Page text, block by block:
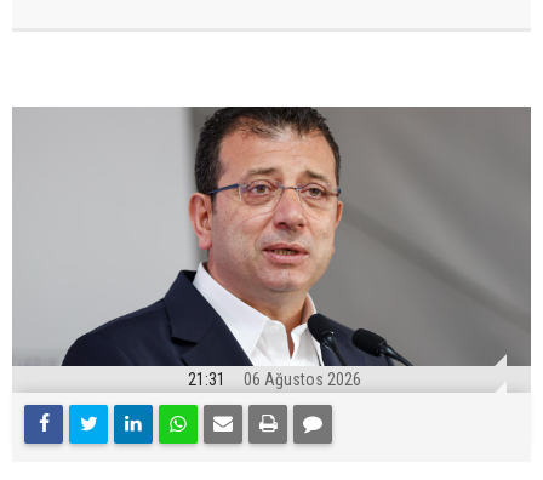
21:31 06 Ağustos 2026